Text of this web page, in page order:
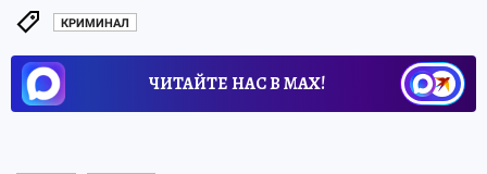
КРИМИНАЛ
ЧИТАЙТЕ НАС В МАХ!